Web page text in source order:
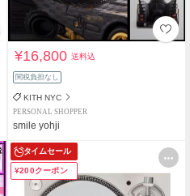
¥16,800送料込
関税負担なし
KITH NYC
PERSONAL SHOPPER
smile yohji
タイムセール
¥200クーポン